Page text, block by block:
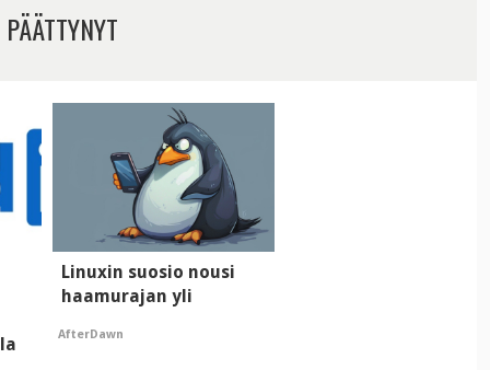
Linuxin suosio nousi
haamurajan yli
AfterDawn